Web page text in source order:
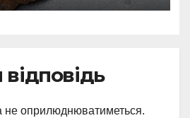
оприлюднюватиметься.